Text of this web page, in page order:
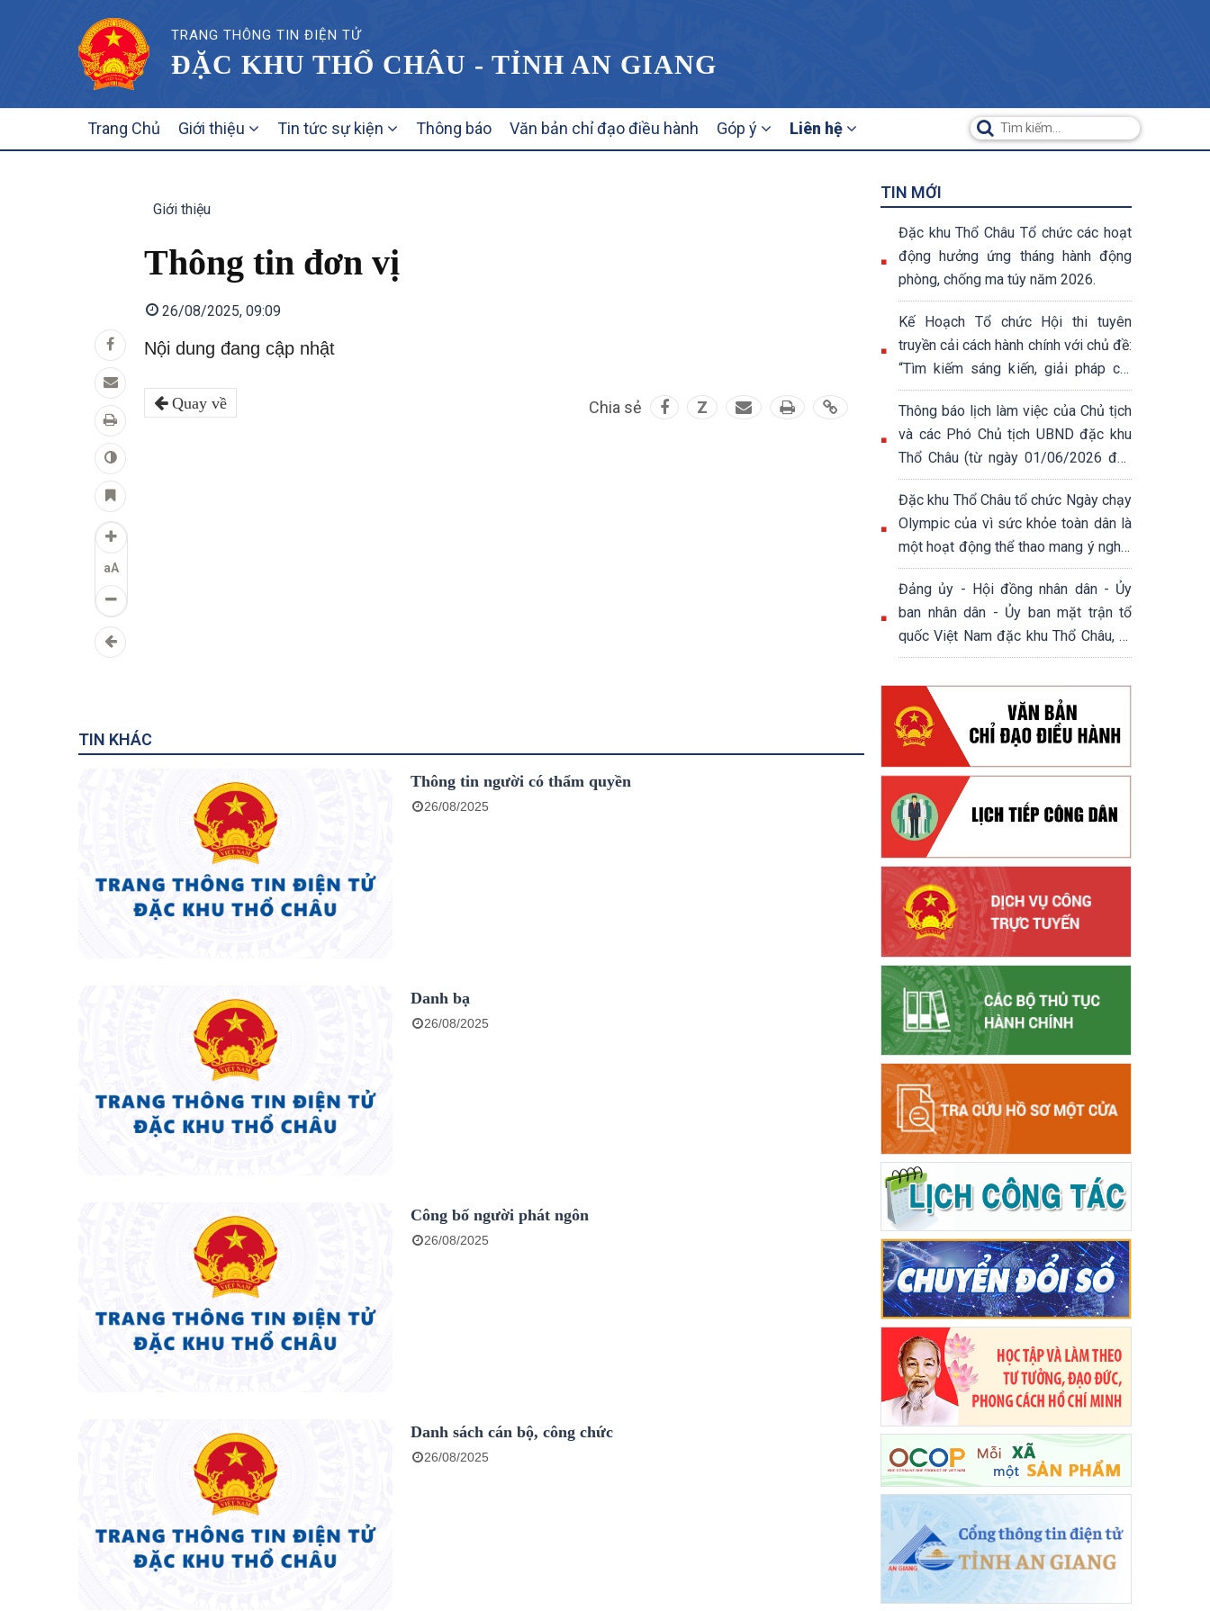
TRANG THÔNG TIN ĐIỆN TỬ
ĐẶC KHU THỔ CHÂU - TỈNH AN GIANG
NAVIGATION
Trang Chủ Giới thiệu Tin tức sự kiện Thông báo Văn bản chỉ đạo điều hành Góp ý Liên hệ
aA
Giới thiệu
Thông tin đơn vị
26/08/2025, 09:09
Nội dung đang cập nhật
Quay về Chia sẻ Z
TIN KHÁC
Thông tin người có thẩm quyền
26/08/2025
Danh bạ
26/08/2025
Công bố người phát ngôn
26/08/2025
Danh sách cán bộ, công chức
26/08/2025
TIN MỚI
Đặc khu Thổ Châu Tổ chức các hoạt
động hưởng ứng tháng hành động
phòng, chống ma túy năm 2026.
Kế Hoạch Tổ chức Hội thi tuyên
truyền cải cách hành chính với chủ đề:
“Tìm kiếm sáng kiến, giải pháp cải
cách hành chính cấp tỉnh năm 2026
Thông báo lịch làm việc của Chủ tịch
và các Phó Chủ tịch UBND đặc khu
Thổ Châu (từ ngày 01/06/2026 đến
ngày 05/06/2026)
Đặc khu Thổ Châu tổ chức Ngày chạy
Olympic của vì sức khỏe toàn dân là
một hoạt động thể thao mang ý nghĩa
thiết thực, góp phần nâng cao nhận
thức của người dân về việc rèn luyện
thân thể, xây dựng lối sống lành
mạnh.
Đảng ủy - Hội đồng nhân dân - Ủy
ban nhân dân - Ủy ban mặt trận tổ
quốc Việt Nam đặc khu Thổ Châu, tổ
chức Họp mặt ngày 8/3 ngày Quốc tế
phụ nữ.